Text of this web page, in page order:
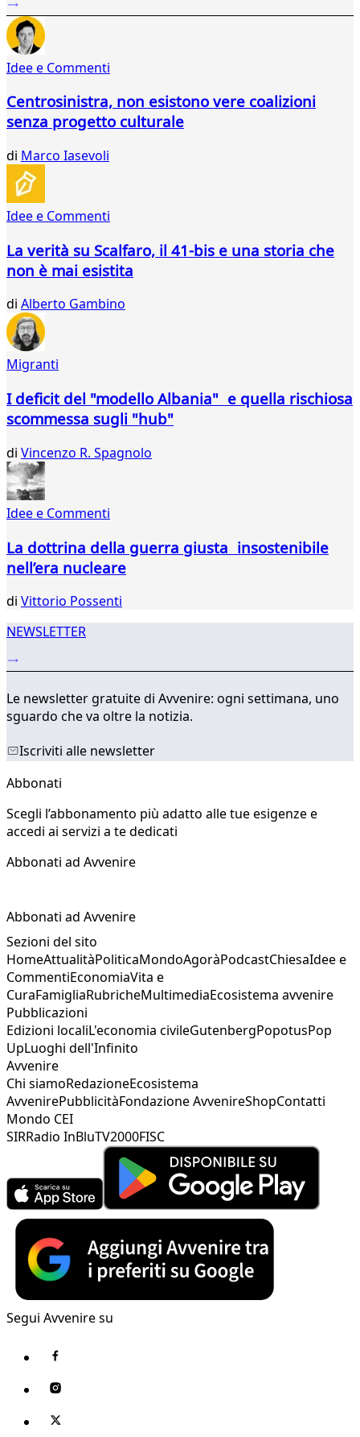
Idee e Commenti
Centrosinistra, non esistono vere coalizioni
senza progetto culturale
di Marco Iasevoli
Idee e Commenti
La verità su Scalfaro, il 41-bis e una storia che
non è mai esistita
di Alberto Gambino
Migranti
I deficit del "modello Albania" e quella rischiosa
scommessa sugli "hub"
di Vincenzo R. Spagnolo
Idee e Commenti
La dottrina della guerra giusta insostenibile
nell’era nucleare
di Vittorio Possenti
NEWSLETTER
Le newsletter gratuite di Avvenire: ogni settimana, uno
sguardo che va oltre la notizia.
Iscriviti alle newsletter
Abbonati
Scegli l’abbonamento più adatto alle tue esigenze e
accedi ai servizi a te dedicati
Abbonati ad Avvenire
Abbonati ad Avvenire
Sezioni del sito
HomeAttualitàPoliticaMondoAgoràPodcastChiesaIdee e
CommentiEconomiaVita e
CuraFamigliaRubricheMultimediaEcosistema avvenire
Pubblicazioni
Edizioni localiL'economia civileGutenbergPopotusPop
UpLuoghi dell'Infinito
Avvenire
Chi siamoRedazioneEcosistema
AvvenirePubblicitàFondazione AvvenireShopContatti
Mondo CEI
SIRRadio InBluTV2000FISC
Segui Avvenire su